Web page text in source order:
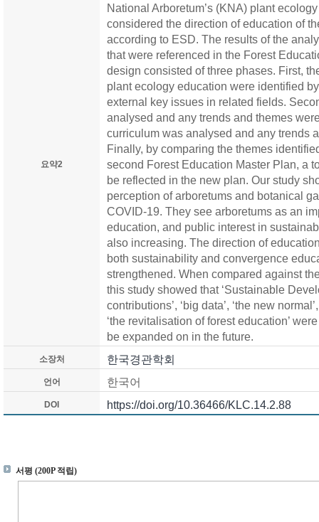
요약2
National Arboretum’s (KNA) plant
considered the direction of education of
according to ESD. The results of the
that were referenced in the Forest
design consisted of three phases. First,
plant ecology education were identified
external key issues in related fields.
analysed and any trends and themes
curriculum was analysed and any trends
Finally, by comparing the themes
second Forest Education Master Plan, a
be reflected in the new plan. Our study
perception of arboretums and botanical
COVID-19. They see arboretums as an
education, and public interest in
also increasing. The direction of
both sustainability and convergence
strengthened. When compared against
this study showed that ‘Sustainable
contributions’, ‘big data’, ‘the new
‘the revitalisation of forest education’
be expanded on in the future.
소장처 한국경관학회
언어 한국어
DOI https://doi.org/10.36466/KLC.14.2.88